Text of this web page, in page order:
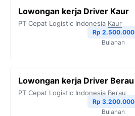
Lowongan kerja Driver Kaur
PT Cepat Logistic Indonesia Kaur
Rp 2.500.000
Bulanan
Lowongan kerja Driver Berau
PT Cepat Logistic Indonesia Berau
Rp 3.200.000
Bulanan